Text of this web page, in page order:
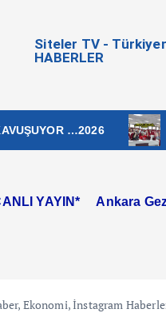
Siteler TV -
HABERLER
…2026
YAYIN* Ankara
, Ekonomi,İnstagram